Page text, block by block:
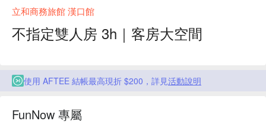
立和商務旅館 漢口館
不指定雙人房 3h｜客房大空間
使用 AFTEE 結帳最高現折 $200，詳見活動說明
FunNow 專屬